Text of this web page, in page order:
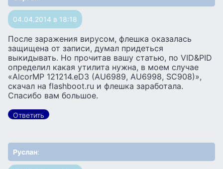
04.04.2014 в 18:18
После заражения вирусом, флешка оказалась
защищена от записи, думал придеться
выкидывать. Но прочитав вашу статью, по VID&PID
определил какая утилита нужна, в моем случае
«AlcorMP 121214.eD3 (AU6989, AU6998, SC908)»,
скачал на flashboot.ru и флешка заработала.
Спасибо вам большое.
Ответить
Руслан: